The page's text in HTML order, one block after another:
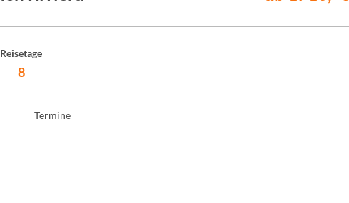
Reisetage
8
Termine